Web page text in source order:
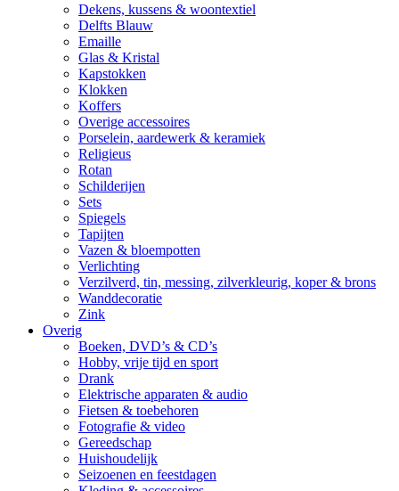
Dekens, kussens & woontextiel
Delfts Blauw
Emaille
Glas & Kristal
Kapstokken
Klokken
Koffers
Overige accessoires
Porselein, aardewerk & keramiek
Religieus
Rotan
Schilderijen
Sets
Spiegels
Tapijten
Vazen & bloempotten
Verlichting
Verzilverd, tin, messing, zilverkleurig, koper & brons
Wanddecoratie
Zink
Overig
Boeken, DVD’s & CD’s
Hobby, vrije tijd en sport
Drank
Elektrische apparaten & audio
Fietsen & toebehoren
Fotografie & video
Gereedschap
Huishoudelijk
Seizoenen en feestdagen